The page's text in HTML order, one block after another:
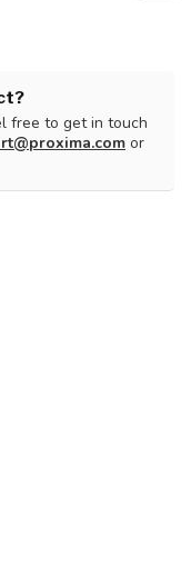
free to get in touch
or